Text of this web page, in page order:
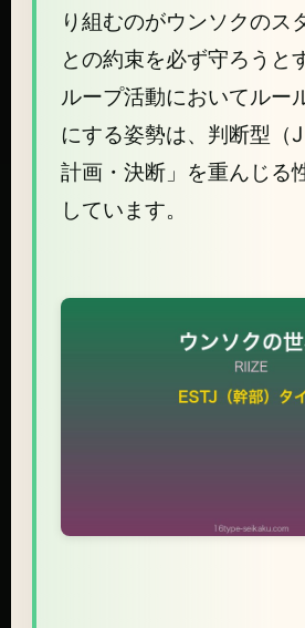
り組むのがウンソクのス
との約束を必ず守ろうと
ループ活動においてルー
にする姿勢は、判断型（J
計画・決断」を重んじる
しています。